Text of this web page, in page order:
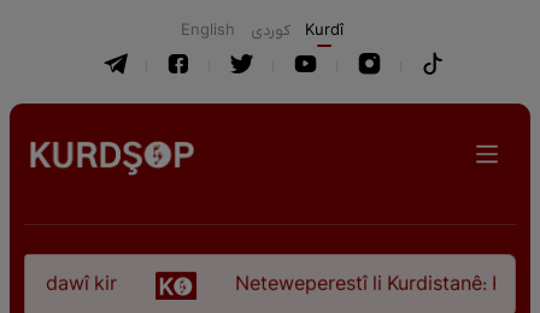
English كوردی Kurdî
dawî kir Neteweperestî li Kurdistanê: